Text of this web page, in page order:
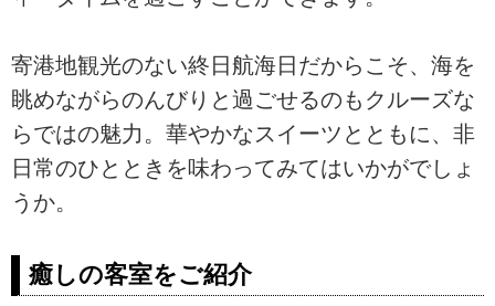
寄港地観光のない終日航海日だからこそ、海を
眺めながらのんびりと過ごせるのもクルーズな
らではの魅力。華やかなスイーツとともに、非
日常のひとときを味わってみてはいかがでしょ
うか。
癒しの客室をご紹介